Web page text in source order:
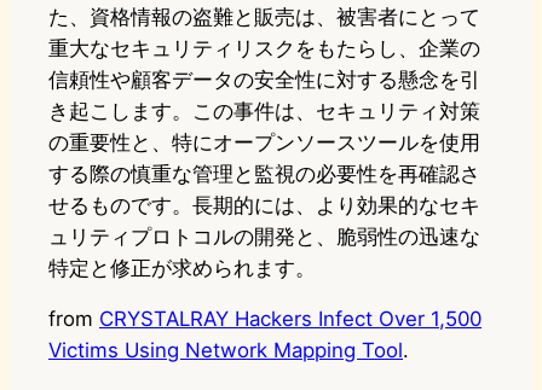
た、資格情報の盗難と販売は、被害者にとって
重大なセキュリティリスクをもたらし、企業の
信頼性や顧客データの安全性に対する懸念を引
き起こします。この事件は、セキュリティ対策
の重要性と、特にオープンソースツールを使用
する際の慎重な管理と監視の必要性を再確認さ
せるものです。長期的には、より効果的なセキ
ュリティプロトコルの開発と、脆弱性の迅速な
特定と修正が求められます。
from CRYSTALRAY Hackers Infect Over 1,500
Victims Using Network Mapping Tool.